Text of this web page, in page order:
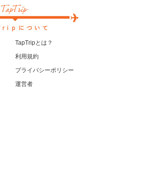
TapTripとは？
利用規約
プライバシーポリシー
運営者